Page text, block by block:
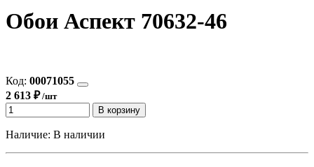
Обои Аспект 70632-46
Код: 00071055
2 613 ₽/шт
В корзину
Наличие: В наличии